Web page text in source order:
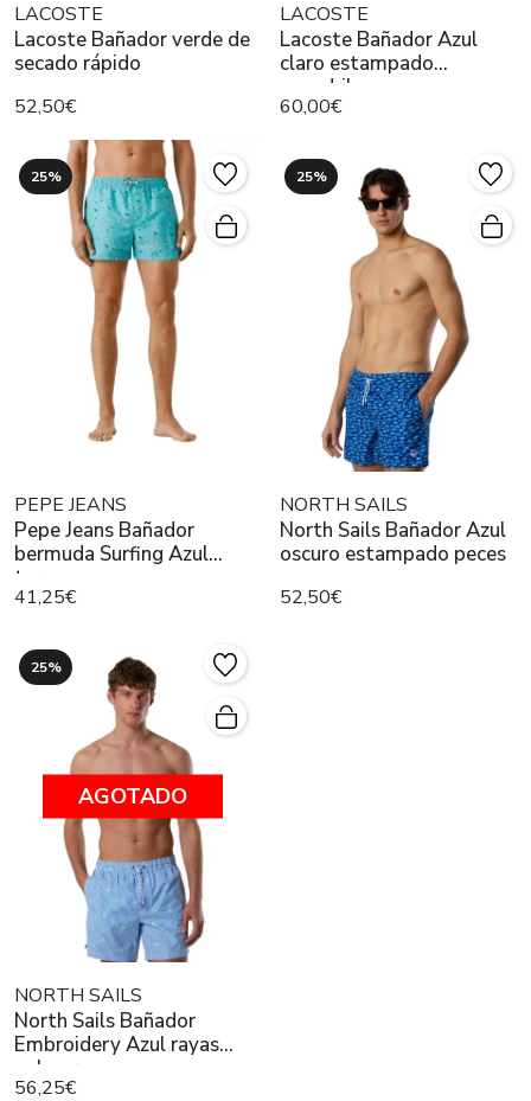
LACOSTE
Lacoste Bañador verde de
secado rápido
52,50€
LACOSTE
Lacoste Bañador Azul
claro estampado
cocodrilos
60,00€
25%
PEPE JEANS
Pepe Jeans Bañador
bermuda Surfing Azul
turquesa
41,25€
25%
NORTH SAILS
North Sails Bañador Azul
oscuro estampado peces
52,50€
25%
AGOTADO
NORTH SAILS
North Sails Bañador
Embroidery Azul rayas
palmeras
56,25€